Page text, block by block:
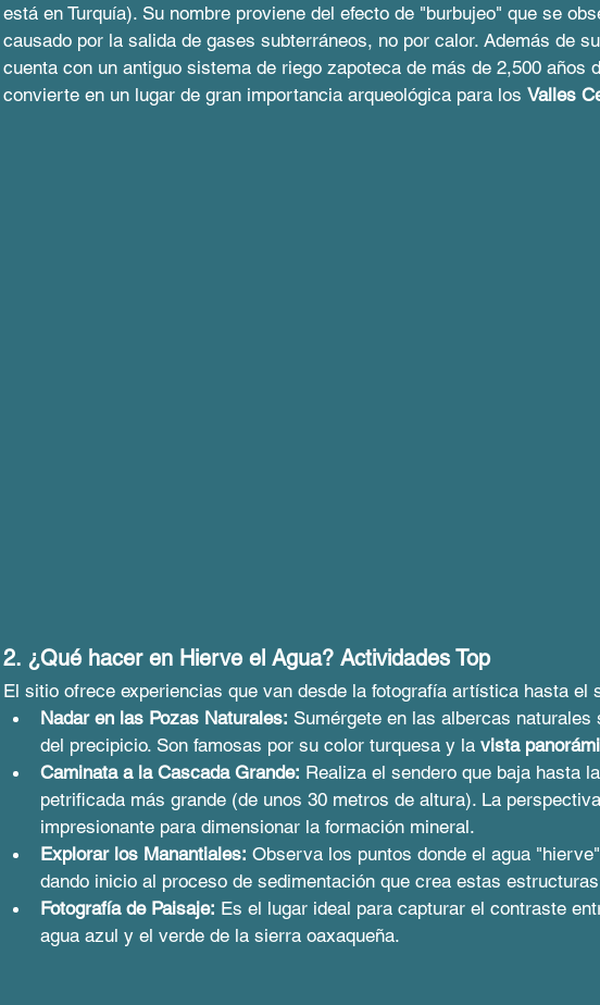
está en Turquía). Su nombre proviene del efecto de "burbujeo" que se
causado por la salida de gases subterráneos, no por calor. Además de
cuenta con un antiguo sistema de riego zapoteca de más de 2,500 años
convierte en un lugar de gran importancia arqueológica para los Valles
2. ¿Qué hacer en Hierve el Agua? Actividades Top
El sitio ofrece experiencias que van desde la fotografía artística hasta el
Nadar en las Pozas Naturales: Sumérgete en las albercas naturales
del precipicio. Son famosas por su color turquesa y la vista
Caminata a la Cascada Grande: Realiza el sendero que baja hasta
petrificada más grande (de unos 30 metros de altura). La
impresionante para dimensionar la formación mineral.
Explorar los Manantiales: Observa los puntos donde el agua
dando inicio al proceso de sedimentación que crea estas
Fotografía de Paisaje: Es el lugar ideal para capturar el contraste
agua azul y el verde de la sierra oaxaqueña.